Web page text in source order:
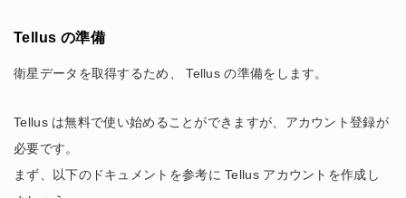
Tellus の準備
衛星データを取得するため、 Tellus の準備をします。
Tellus は無料で使い始めることができますが、アカウント登録が
必要です。
まず、以下のドキュメントを参考に Tellus アカウントを作成し